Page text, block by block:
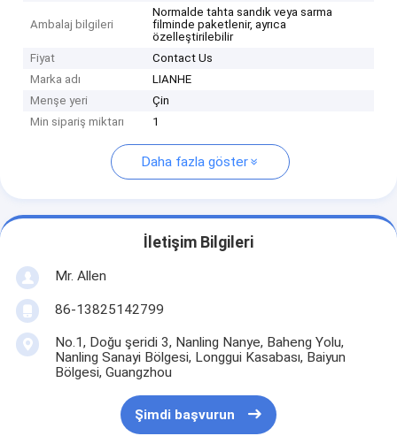
Ambalaj bilgileri
Normalde tahta sandık veya sarma
filminde paketlenir, ayrıca
özelleştirilebilir
Fiyat
Contact Us
Marka adı
LIANHE
Menşe yeri
Çin
Min sipariş miktarı
1
Daha fazla göster
İletişim Bilgileri
Mr. Allen
86-13825142799
No.1, Doğu şeridi 3, Nanling Nanye, Baheng Yolu,
Nanling Sanayi Bölgesi, Longgui Kasabası, Baiyun
Bölgesi, Guangzhou
Şimdi başvurun